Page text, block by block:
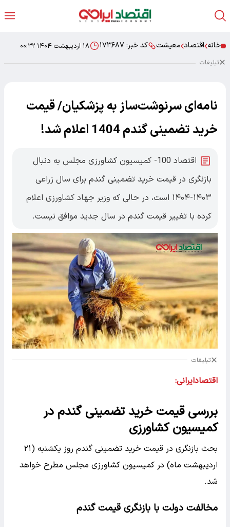
خانه اقتصاد معیشت کد خبر: ۱۷۳۶۸۷ ۱۸ اردیبهشت ۱۴۰۴ ۰۰:۳۲
تبلیغات
نامه‌ای سرنوشت‌ساز به پزشکیان/ قیمت
خرید تضمینی گندم 1404 اعلام شد!
اقتصاد 100- کمیسیون کشاورزی مجلس به دنبال
بازنگری در قیمت خرید تضمینی گندم برای سال زراعی
۱۴۰۳-۱۴۰۴ است، در حالی که وزیر جهاد کشاورزی اعلام
کرده با تغییر قیمت گندم در سال جدید موافق نیست.
تبلیغات
اقتصادایرانی:
بررسی قیمت خرید تضمینی گندم در
کمیسیون کشاورزی
بحث بازنگری در قیمت خرید تضمینی گندم روز یکشنبه (۲۱
اردیبهشت ماه) در کمیسیون کشاورزی مجلس مطرح خواهد
شد.
مخالفت دولت با بازنگری قیمت گندم